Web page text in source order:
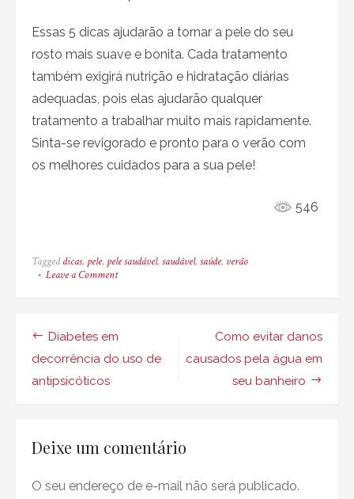
Essas 5 dicas ajudarão a tornar a pele do seu
rosto mais suave e bonita. Cada tratamento
também exigirá nutrição e hidratação diárias
adequadas, pois elas ajudarão qualquer
tratamento a trabalhar muito mais rapidamente.
Sinta-se revigorado e pronto para o verão com
os melhores cuidados para a sua pele!
546
Taggeddicas, pele, pele saudável, saudável, saúde, verão
Leave a Commenton
pele
saudável
Navegação
de
Post
Diabetes em
decorrência do uso de
antipsicóticos
Como evitar danos
causados ​​pela água em
seu banheiro
Deixe um comentário
O seu endereço de e-mail não será publicado.